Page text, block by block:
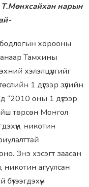
нарын
хорооны
Тамхины
хэлэлцүүлгийг
1 дүгээр зүлийн
“2010 оны 1 дүгээр
төрсөн Монгол
никотин
Энэ хэсэгт заасан
никотин агуулсан